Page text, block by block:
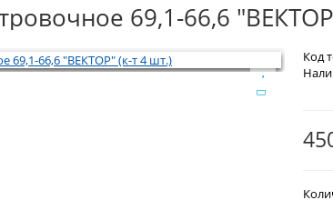
69,1-66,6
Код